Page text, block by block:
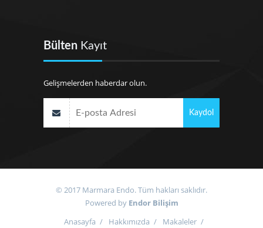
Bülten Kayıt
Gelişmelerden haberdar olun.
© 2017 Marmara Endo. Tüm hakları saklıdır.
Powered by Endor Bilişim
Anasayfa / Hakkımızda / Makaleler /